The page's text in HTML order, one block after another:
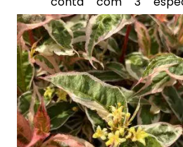
apreciadas pelo seu
pelas suas folhas
com tons
púrpura, pela sua
melífera no início do
e pelas suas
outonais. A suaaltura
entre 1,30 m